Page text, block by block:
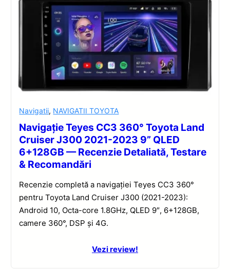
Navigatii, NAVIGATII TOYOTA
Navigație Teyes CC3 360° Toyota Land
Cruiser J300 2021-2023 9” QLED
6+128GB — Recenzie Detaliată, Testare
& Recomandări
Recenzie completă a navigației Teyes CC3 360°
pentru Toyota Land Cruiser J300 (2021-2023):
Android 10, Octa-core 1.8GHz, QLED 9″, 6+128GB,
camere 360°, DSP și 4G.
Vezi review!